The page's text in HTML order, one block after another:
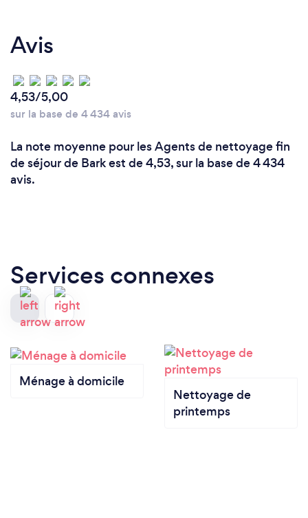
Avis
4,53/5,00
sur la base de 4 434 avis
La note moyenne pour les Agents de nettoyage fin
de séjour de Bark est de 4,53, sur la base de 4 434
avis.
Services connexes
Ménage à domicile
Nettoyage de
printemps